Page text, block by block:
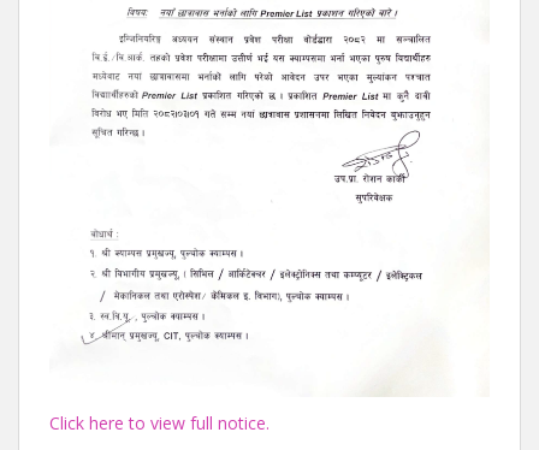
Click here to view full notice.